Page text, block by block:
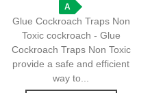
Safe And Effective 48 Pcs
A
Glue Cockroach Traps Non
Toxic cockroach - Glue
Cockroach Traps Non Toxic
provide a safe and efficient
way to...